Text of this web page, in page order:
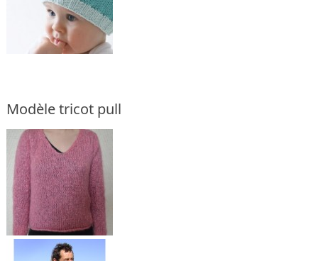
Modèle tricot pull